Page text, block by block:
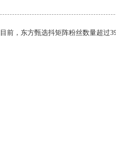
前，东方甄选抖矩阵粉丝数量超过